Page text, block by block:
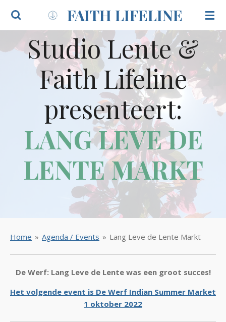
Ga
direct
hoofdinhoud
FAITH LIFELINE
Studio Lente &
Faith Lifeline
presenteert:
LANG LEVE DE
LENTE MARKT
Home » Agenda / Events » Lang Leve de Lente Markt
De Werf: Lang Leve de Lente was een groot succes!
Het volgende event is De Werf Indian Summer Market
1 oktober 2022